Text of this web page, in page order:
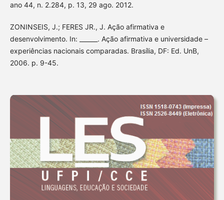
ano 44, n. 2.284, p. 13, 29 ago. 2012.
ZONINSEIS, J.; FERES JR., J. Ação afirmativa e
desenvolvimento. In: ______. Ação afirmativa e universidade –
experiências nacionais comparadas. Brasília, DF: Ed. UnB,
2006. p. 9-45.